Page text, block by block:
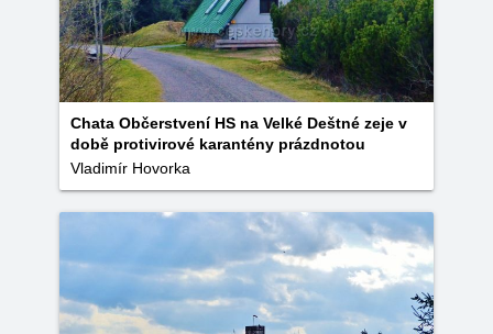
Chata Občerstvení HS na Velké Deštné zeje v
době protivirové karantény prázdnotou
Vladimír Hovorka